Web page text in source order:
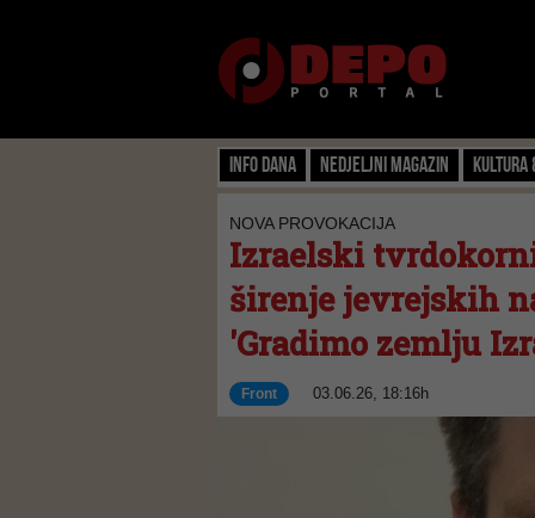
Info dana Nedjeljni magazin Kultura
NOVA PROVOKACIJA
Izraelski
širenje jevrejskih
'Gradimo zemlju
Front 03.06.26, 18:16h